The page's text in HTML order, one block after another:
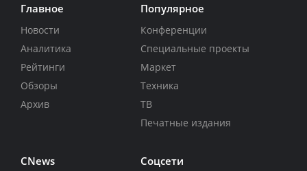
Главное
Новости
Аналитика
Рейтинги
Обзоры
Архив
Популярное
Конференции
Специальные проекты
Маркет
Техника
ТВ
Печатные издания
CNews Соцсети